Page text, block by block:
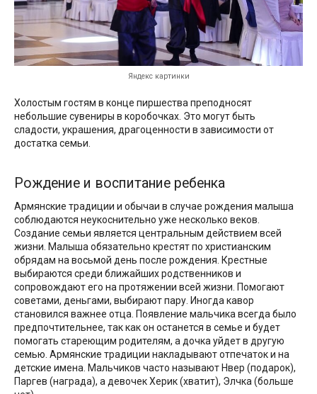
Яндекс картинки
Холостым гостям в конце пиршества преподносят
небольшие сувениры в коробочках. Это могут быть
сладости, украшения, драгоценности в зависимости от
достатка семьи.
Рождение и воспитание ребенка
Армянские традиции и обычаи в случае рождения малыша
соблюдаются неукоснительно уже несколько веков.
Создание семьи является центральным действием всей
жизни. Малыша обязательно крестят по христианским
обрядам на восьмой день после рождения. Крестные
выбираются среди ближайших родственников и
сопровождают его на протяжении всей жизни. Помогают
советами, деньгами, выбирают пару. Иногда кавор
становился важнее отца. Появление мальчика всегда было
предпочтительнее, так как он останется в семье и будет
помогать стареющим родителям, а дочка уйдет в другую
семью. Армянские традиции накладывают отпечаток и на
детские имена. Мальчиков часто называют Нвер (подарок),
Паргев (награда), а девочек Херик (хватит), Элчка (больше